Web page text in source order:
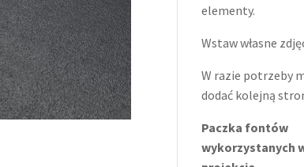
elementy.
Wstaw własne
W razie potrzeby
dodać kolejną
Paczka fontów
wykorzystanych